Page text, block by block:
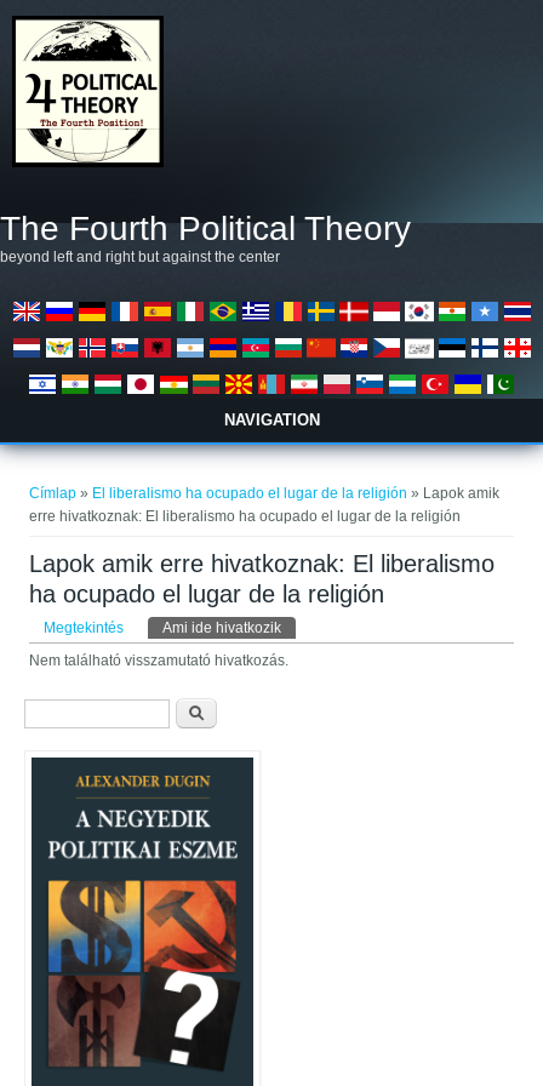
The Fourth Political Theory
beyond left and right but against the center
NAVIGATION
Címlap » El liberalismo ha ocupado el lugar de la religión » Lapok amik
erre hivatkoznak: El liberalismo ha ocupado el lugar de la religión
Lapok amik erre hivatkoznak: El liberalismo
ha ocupado el lugar de la religión
Elsődleges fülek
Megtekintés Ami ide hivatkozik
Nem található visszamutató hivatkozás.
Keresés űrlap